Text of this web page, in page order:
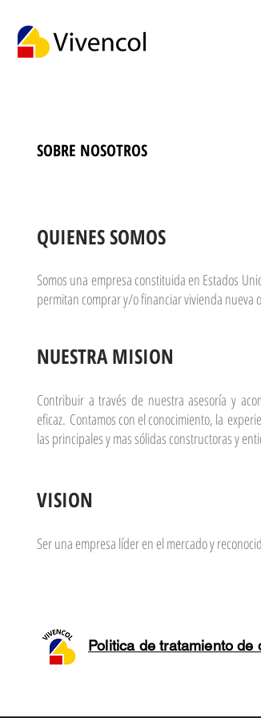
SOBRE NOSOTROS
QUIENES SOMOS
Somos una empresa constituida en Estados
permitan comprar y/o financiar vivienda
NUESTRA MISION
Contribuir a través de nuestra asesoría y
eficaz. Contamos con el conocimiento, la
las principales y mas sólidas constructoras y
VISION
Ser una empresa líder en el mercado y
Politica de tratamiento de